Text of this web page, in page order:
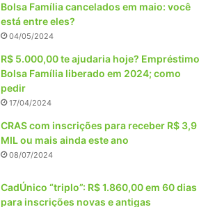
Bolsa Família cancelados em maio: você
está entre eles?
04/05/2024
R$ 5.000,00 te ajudaria hoje? Empréstimo
Bolsa Família liberado em 2024; como
pedir
17/04/2024
CRAS com inscrições para receber R$ 3,9
MIL ou mais ainda este ano
08/07/2024
CadÚnico “triplo”: R$ 1.860,00 em 60 dias
para inscrições novas e antigas